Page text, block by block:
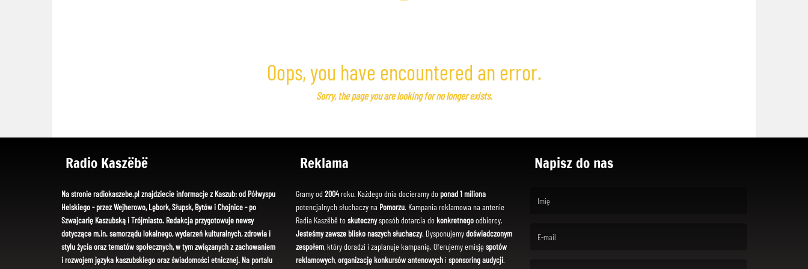
Oops, you have encountered an error.
Sorry, the page you are looking for no longer exists.
Radio Kaszëbë
Na stronie radiokaszebe.pl znajdziecie informacje z Kaszub: od Półwyspu
Helskiego - przez Wejherowo, Lębork, Słupsk, Bytów i Chojnice - po
Szwajcarię Kaszubską i Trójmiasto. Redakcja przygotowuje newsy
dotyczące m.in. samorządu lokalnego, wydarzeń kulturalnych, zdrowia i
stylu życia oraz tematów społecznych, w tym związanych z zachowaniem
i rozwojem języka kaszubskiego oraz świadomości etnicznej. Na portalu
Reklama
Gramy od 2004roku. Każdego dnia docieramy do ponad 1 miliona
potencjalnych słuchaczy na Pomorzu. Kampania reklamowa na antenie
Radia Kaszëbë toskutecznysposób dotarcia dokonkretnegoodbiorcy.
Jesteśmy zawsze blisko naszych słuchaczy. Dysponujemydoświadczonym
zespołem, który doradzi i zaplanuje kampanię. Oferujemy emisję spotów
reklamowych,organizację konkursów antenowychi sponsoring audycji.
Napisz do nas